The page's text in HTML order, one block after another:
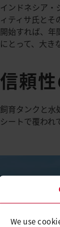
We use
インドネシア・
ィティサ氏とそ
開始すれば、年
にとって、大き
信頼
飼育タンクと
シートで覆われ